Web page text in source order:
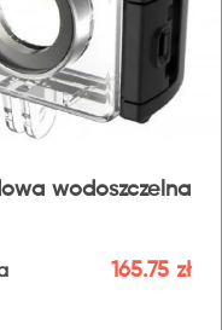
wodoszczelna
165.75 zł